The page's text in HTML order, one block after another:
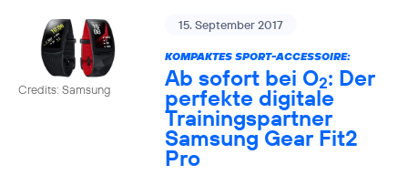
Credits: Samsung
15. September 2017
KOMPAKTES SPORT-ACCESSOIRE:
Ab sofort bei O2: Der
perfekte digitale
Trainingspartner
Samsung Gear Fit2
Pro